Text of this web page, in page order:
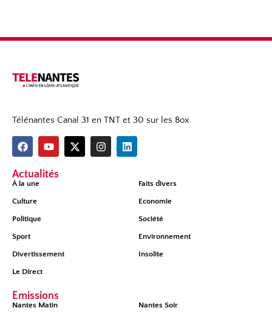
Télénantes Canal 31 en TNT et 30 sur les Box.
Actualités
À la une Faits divers
Culture Economie
Politique Société
Sport Environnement
Divertissement Insolite
Le Direct
Émissions
Nantes Matin Nantes Soir